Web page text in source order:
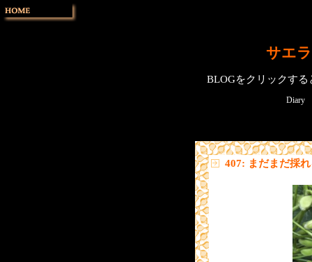
サエ
BLOGをクリックす
Diary
407: まだまだ採